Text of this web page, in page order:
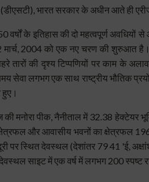
(डीएसटी), भारत सरकार के अधीन आते ही
के इतिहास की दो महत्वपूर्ण अवधियों से
2004 को एक नए चरण की शुरुआत है।
तारों की दृश्य टिप्पणियों पर काम के
सेवा लगभग एक साथ राष्ट्रीय भौतिक
की मनोरा पीक, नैनीताल में 32.38 हेक्टेयर
और आवासीय भवनों का क्षेत्रफल
पर स्थित देवस्थल (देशांतर 79 41 'ई,
साइट में एक वर्ष में लगभग 200 स्पष्ट